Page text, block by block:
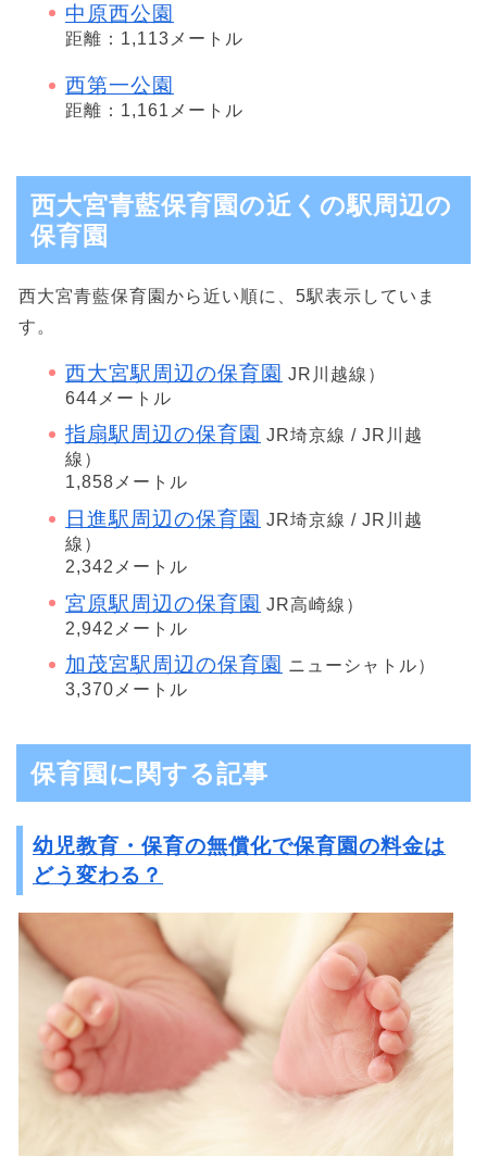
中原西公園
距離：1,113メートル
西第一公園
距離：1,161メートル
西大宮青藍保育園の近くの駅周辺の
保育園
西大宮青藍保育園から近い順に、5駅表示していま
す。
西大宮駅周辺の保育園 JR川越線）
644メートル
指扇駅周辺の保育園 JR埼京線 / JR川越
線）
1,858メートル
日進駅周辺の保育園 JR埼京線 / JR川越
線）
2,342メートル
宮原駅周辺の保育園 JR高崎線）
2,942メートル
加茂宮駅周辺の保育園 ニューシャトル）
3,370メートル
保育園に関する記事
幼児教育・保育の無償化で保育園の料金は
どう変わる？